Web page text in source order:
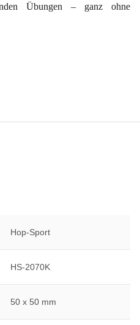
Übungen – ganz ohne
Hop-Sport
HS-2070K
50 x 50 mm